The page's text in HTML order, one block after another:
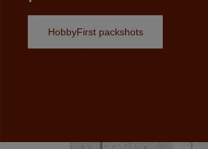
HobbyFirst packshots